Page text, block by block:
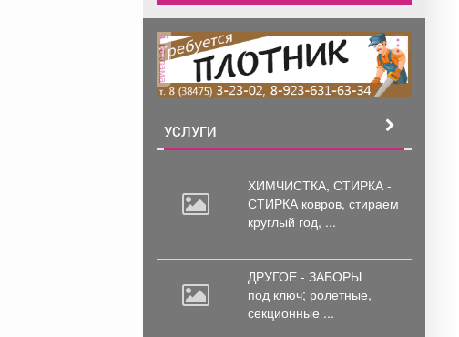
реклама
УСЛУГИ
ХИМЧИСТКА, СТИРКА -
СТИРКА ковров, стираем
круглый год, ...
ДРУГОЕ - ЗАБОРЫ
под ключ; ролетные,
секционные ...